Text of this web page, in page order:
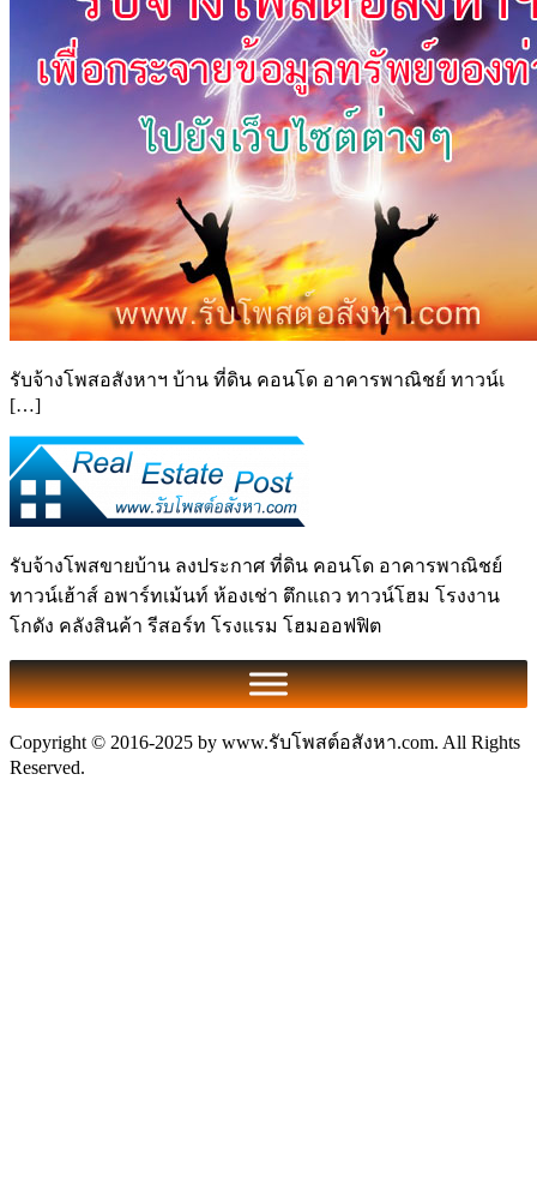
รับจ้างโพสอสังหาฯ บ้าน ที่ดิน คอนโด อาคารพาณิชย์ ทาวน์เ
[…]
รับจ้างโพสขายบ้าน ลงประกาศ ที่ดิน คอนโด อาคารพาณิชย์
ทาวน์เฮ้าส์ อพาร์ทเม้นท์ ห้องเช่า ตึกแถว ทาวน์โฮม โรงงาน
โกดัง คลังสินค้า รีสอร์ท โรงแรม โฮมออฟฟิต
Copyright © 2016-2025 by www.รับโพสต์อสังหา.com. All Rights
Reserved.